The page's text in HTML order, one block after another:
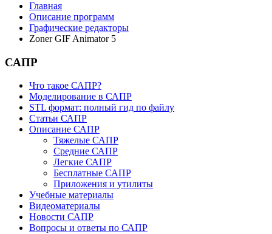
Главная
Описание программ
Графические редакторы
Zoner GIF Animator 5
САПР
Что такое САПР?
Моделирование в САПР
STL формат: полный гид по файлу
Статьи САПР
Описание САПР
Тяжелые САПР
Средние САПР
Легкие САПР
Бесплатные САПР
Приложения и утилиты
Учебные материалы
Видеоматериалы
Новости САПР
Вопросы и ответы по САПР